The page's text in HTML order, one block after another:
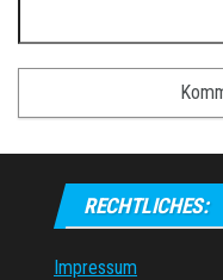
RECHTLICHES:
Impressum